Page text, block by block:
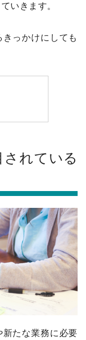
いきます。
っかけにしても
れている
新たな業務に必要